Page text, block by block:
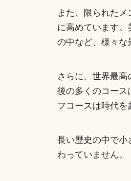
また、限られた
に高めています。
の中など、様々な
さらに、世界最
後の多くのコース
フコースは時代を
長い歴史の中で小
わっていません。